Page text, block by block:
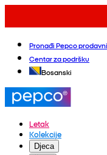
Pronađi Pepco
Centar za podršku
Bosanski
Letak
Kolekcije
Djeca